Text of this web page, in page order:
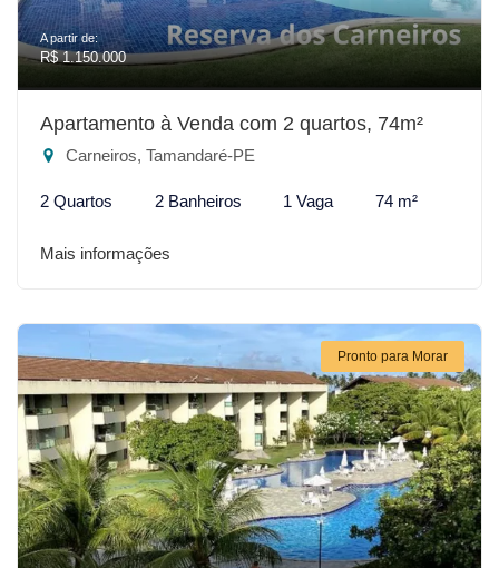
A partir de:
R$ 1.150.000
Apartamento à Venda com 2 quartos, 74m²
Carneiros, Tamandaré-PE
2 Quartos 2 Banheiros 1 Vaga 74 m²
Mais informações
Pronto para Morar